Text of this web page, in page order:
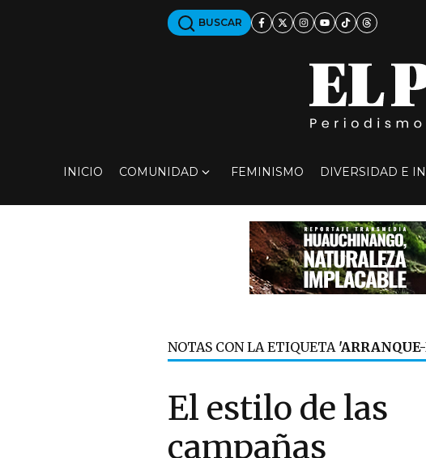
BUSCAR
INICIO COMUNIDAD FEMINISMO DIVERSIDAD E
NOTAS CON LA ETIQUETA
El estilo de las
campañas